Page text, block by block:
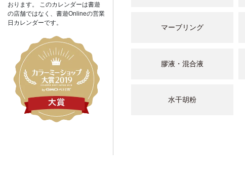
マーブリング
膠液・混合液
水干胡粉
おります。 このカレンダーは書遊
の店舗ではなく、書遊Onlineの営業
日カレンダーです。